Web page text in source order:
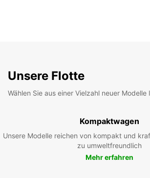
Unsere Flotte
Wählen Sie aus einer Vielzahl neuer Modelle
Kompaktwagen
Unsere Modelle reichen von kompakt und
zu umweltfreundlich
Mehr erfahren